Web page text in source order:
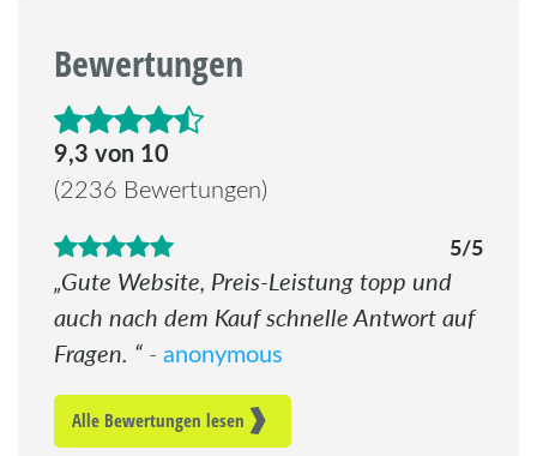
Bewertungen
4.6 von 5 Sternen
9,3 von 10
(2236 Bewertungen)
5/5
Gute Website, Preis-Leistung topp und
auch nach dem Kauf schnelle Antwort auf
Fragen.
- anonymous
Alle Bewertungen lesen